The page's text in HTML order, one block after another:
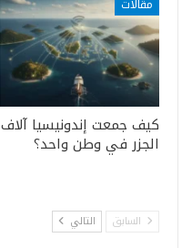
مقالات
كيف جمعت إندونيسيا آلاف
الجزر في وطن واحد؟
السابق التالي